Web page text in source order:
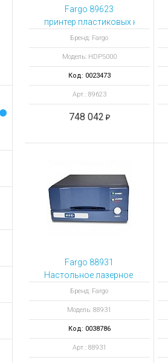
Запасные
Терминалы
оплаты
Зарядные устройства для ноутбуков
Архивные товары
Fargo 89623
принтер пластиковых карт
Бренд: Fargo
Модель: HDP5000
Код: 0023473
Арт.: 89623
748 042
Fargo 88931
Настольное лазерное
Бренд: Fargo
Модель: 88931
Код: 0038786
Арт.: 88931